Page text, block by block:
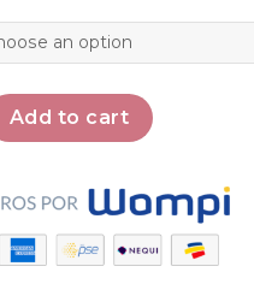
180 hilos quantity
Add to cart